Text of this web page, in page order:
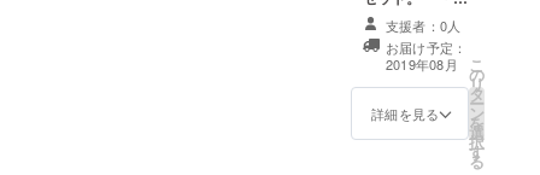
の中で
両端の
羽で支
えてお
りま
にオリヅルが付
いた白い台紙
＊手乗りオリ筒
ランタン ＊レ
インボーカラー
輝くオリ筒ラン
タン ＊筒の中
支援者：0人
お届け予定：
2019年08月
詳細を見る
こ
の
リ
タ
ー
ン
を
選
択
す
る